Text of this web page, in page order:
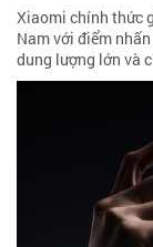
Xiaomi chính thức
Nam với điểm
dung lượng lớn và